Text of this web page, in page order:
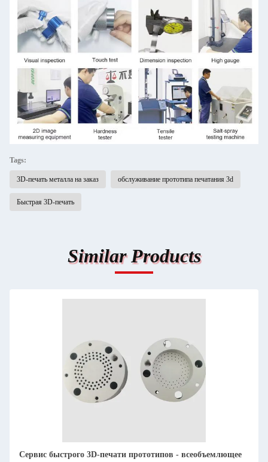
Tags:
3D-печать металла на заказ обслуживание прототипа печатания 3d
Быстрая 3D-печать
Similar Products
STL 3D печать услуги быстрого прототипирования FDM